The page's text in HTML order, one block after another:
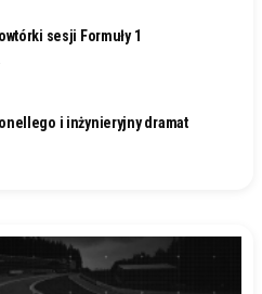
sesji Formuły 1
i inżynieryjny dramat